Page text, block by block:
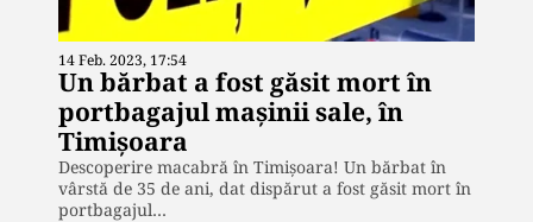
14 Feb. 2023, 17:54
Un bărbat a fost găsit mort în
portbagajul maşinii sale, în
Timişoara
Descoperire macabră în Timișoara! Un bărbat în
vârstă de 35 de ani, dat dispărut a fost găsit mort în
portbagajul…